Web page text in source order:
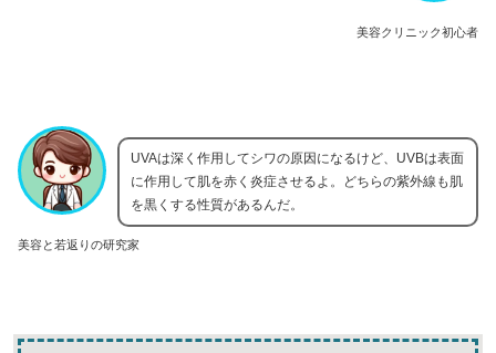
美容クリニック初心者
美容と若返りの研究家
UVAは深く作用してシワの原因になるけど、UVBは表面
に作用して肌を赤く炎症させるよ。どちらの紫外線も肌
を黒くする性質があるんだ。